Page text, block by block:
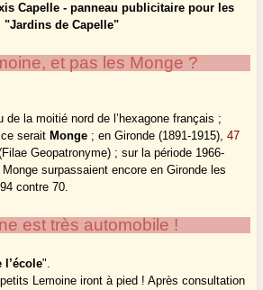
Capelle - panneau publicitaire pour les
"Jardins de Capelle"
et pas les Monge ?
de la moitié nord de l’hexagone français ;
serait Monge ; en Gironde (1891-1915),47
Geopatronyme) ; sur la période 1966-
surpassaient encore en Gironde les
contre 70.
est très automobile !
l’école".
Lemoine iront à pied ! Après consultation